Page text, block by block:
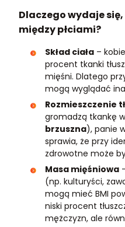
Dlaczego wydaje
między płciami?
Skład ciała –
procent tkanki
mięśni. Dlatego
mogą wyglądać
Rozmieszczenie
gromadzą tkankę
brzuszna), panie
sprawia, że przy
zdrowotne może
Masa mięśniowa
(np. kulturyści,
mogą mieć BMI
niski procent
mężczyzn, ale